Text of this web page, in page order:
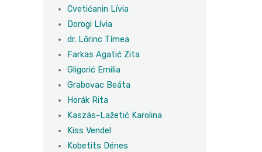
Cvetićanin Lívia
Dorogi Lívia
dr. Lőrinc Tímea
Farkas Agatić Zita
Gligorić Emilia
Grabovac Beáta
Horák Rita
Kaszás-Lažetić Karolina
Kiss Vendel
Kobetits Dénes